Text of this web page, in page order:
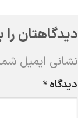
دیدگاهتان را
نشانی ایمیل
دیدگاه*